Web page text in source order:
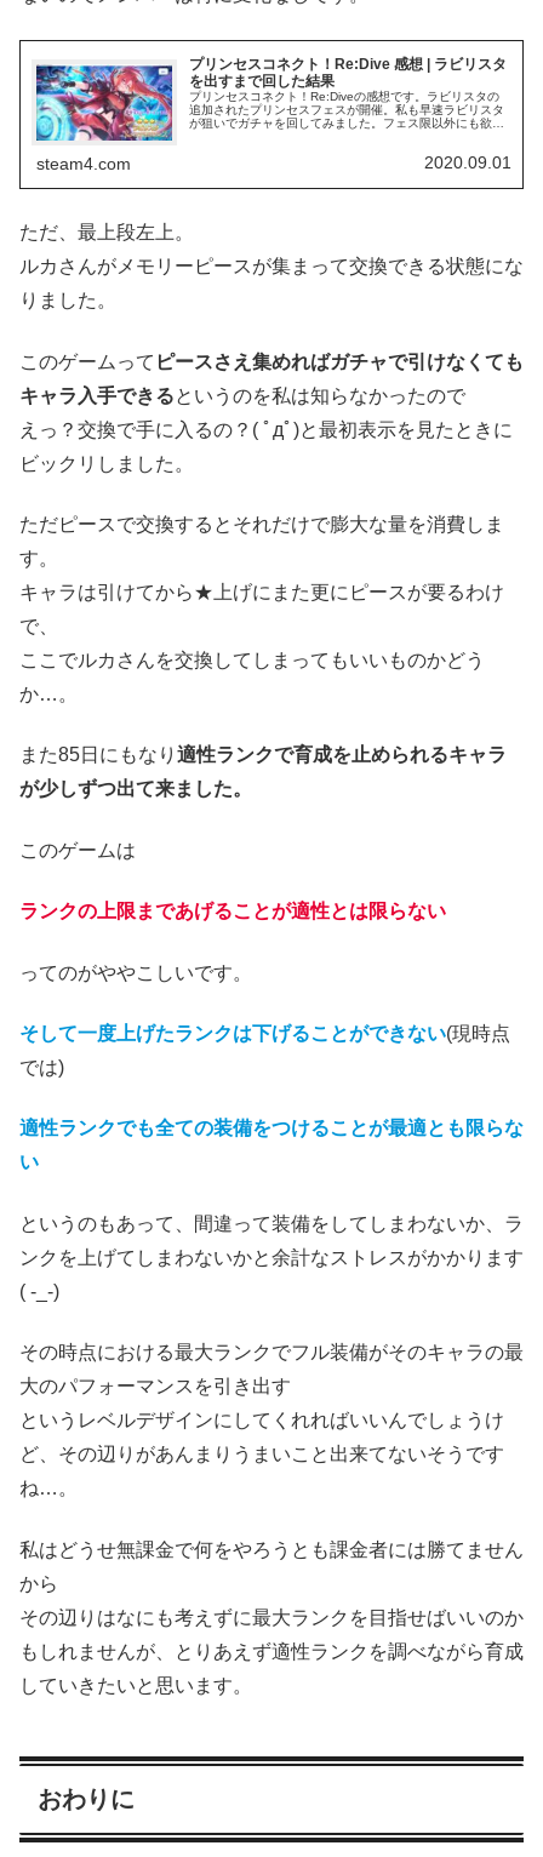
プリンセスコネクト！Re:Dive 感想 | ラビリスタ
を出すまで回した結果
プリンセスコネクト！Re:Diveの感想です。ラビリスタの
追加されたプリンセスフェスが開催。私も早速ラビリスタ
が狙いでガチャを回してみました。フェス限以外にも欲し
steam4.com 2020.09.01
ただ、最上段左上。
ルカさんがメモリーピースが集まって交換できる状態にな
りました。
このゲームって ピースさえ集めればガチャで引けなくても
キャラ入手できるというのを私は知らなかったので
えっ？交換で手に入るの？( ﾟдﾟ)と最初表示を見たときに
ビックリしました。
ただピースで交換するとそれだけで膨大な量を消費しま
す。
キャラは引けてから★上げにまた更にピースが要るわけ
で、
ここでルカさんを交換してしまってもいいものかどう
か…。
また85日にもなり 適性ランクで育成を止められるキャラ
が少しずつ出て来ました。
このゲームは
ランクの上限まであげることが適性とは限らない
ってのがややこしいです。
そして一度上げたランクは下げることができない(現時点
では)
適性ランクでも全ての装備をつけることが最適とも限らな
い
というのもあって、間違って装備をしてしまわないか、ラ
ンクを上げてしまわないかと余計なストレスがかかります
( -_-)
その時点における最大ランクでフル装備がそのキャラの最
大のパフォーマンスを引き出す
というレベルデザインにしてくれればいいんでしょうけ
ど、その辺りがあんまりうまいこと出来てないそうです
ね…。
私はどうせ無課金で何をやろうとも課金者には勝てません
から
その辺りはなにも考えずに最大ランクを目指せばいいのか
もしれませんが、とりあえず適性ランクを調べながら育成
していきたいと思います。
おわりに